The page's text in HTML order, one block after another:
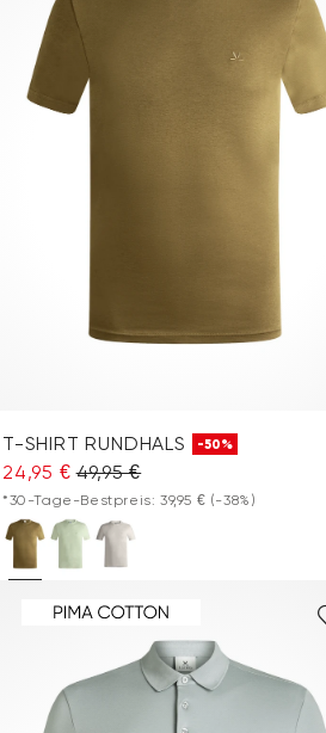
T-SHIRT RUNDHALS -50%
24,95 € 49,95 €
*30-Tage-Bestpreis: 39,95 € (-38%)